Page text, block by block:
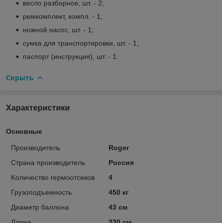
весло разборное, шт. - 2;
ремкомплект, компл. - 1;
ножной насос, шт. - 1;
сумка для транспортировки, шт. - 1;
паспорт (инструкция), шт. - 1.
Скрыть
Характеристики
Основные
Производитель
Roger
Страна производитель
Россия
Kоличество гермоотсеков
4
Грузоподъемность
450 кг
Диаметр баллона
43 см